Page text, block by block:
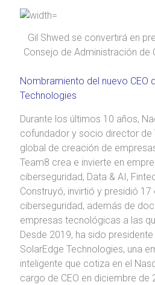
Gil Shwed se convertirá en
Consejo de Administración de
Nombramiento del nuevo CEO
Technologies
Durante los últimos 10 años,
cofundador y socio director de
global de creación de
Team8 crea e invierte en
ciberseguridad, Data & AI,
Construyó, invirtió y presidió
ciberseguridad, además de
empresas tecnológicas a las
Desde 2019, ha sido
SolarEdge Technologies, una
inteligente que cotiza en el
cargo de CEO en diciembre de